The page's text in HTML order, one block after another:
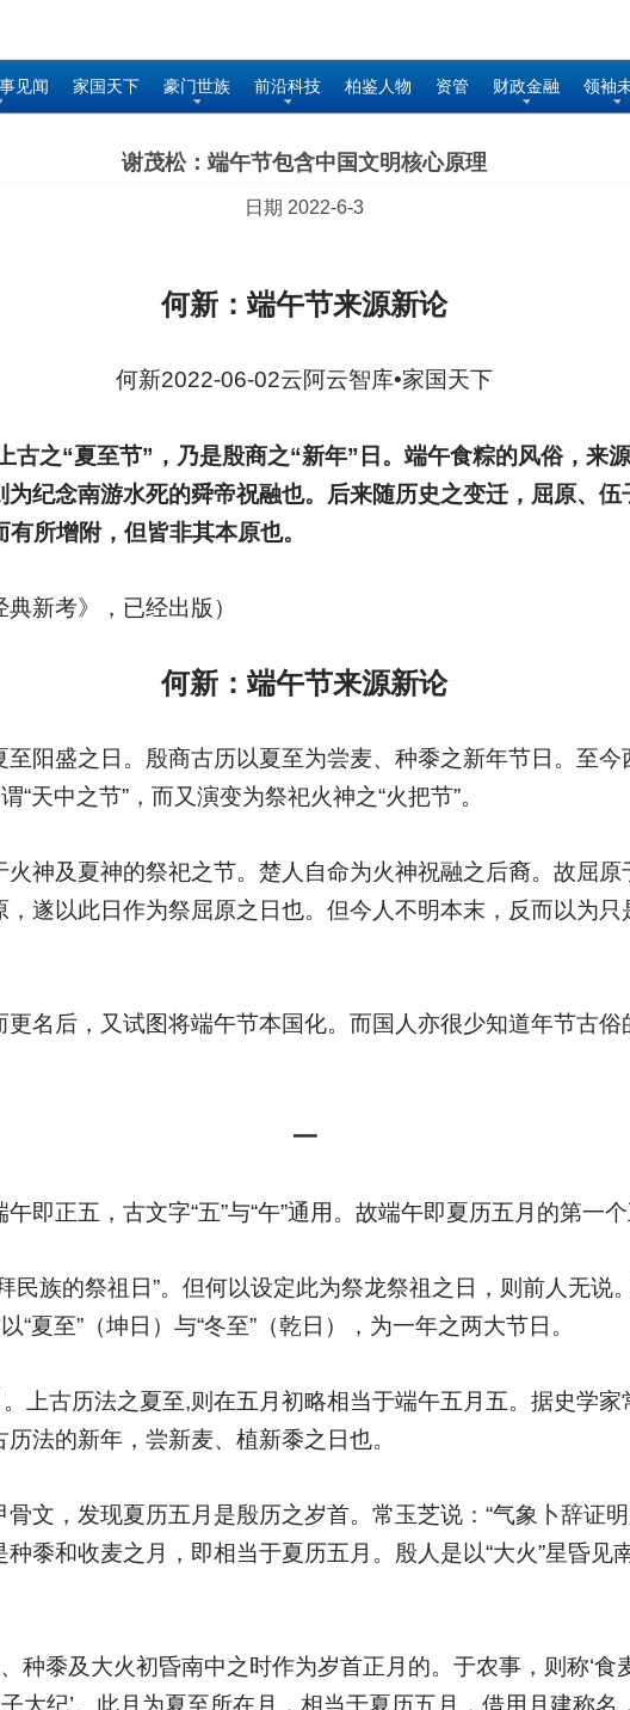
见闻 家国天下 豪门世族 前沿科技 柏鉴人物 资管 财政金融 领袖
谢茂松：端午节包含中国文明核心原理
日期 2022-6-3
何新：端午节来源新论
何新2022-06-02云阿云智库•家国天下
古之“夏至节”，乃是殷商之“新年”日。端午食粽的风俗，来
纪念南游水死的舜帝祝融也。后来随历史之变迁，屈原、
所增附，但皆非其本原也。
新考》，已经出版）
何新：端午节来源新论
阳盛之日。殷商古历以夏至为尝麦、种黍之新年节日。至
“天中之节”，而又演变为祭祀火神之“火把节”。
神及夏神的祭祀之节。楚人自命为火神祝融之后裔。故屈
遂以此日作为祭屈原之日也。但今人不明本末，反而以为
名后，又试图将端午节本国化。而国人亦很少知道年节古
一
即正五，古文字“五”与“午”通用。故端午即夏历五月的第一个
民族的祭祖日”。但何以设定此为祭龙祭祖之日，则前人无说
“夏至”（坤日）与“冬至”（乾日），为一年之两大节日。
上古历法之夏至,则在五月初略相当于端午五月五。据史学家
法的新年，尝新麦、植新黍之日也。
骨文，发现夏历五月是殷历之岁首。常玉芝说：“气象卜辞证
黍和收麦之月，即相当于夏历五月。殷人是以“大火”星昏见
种黍及大火初昏南中之时作为岁首正月的。于农事，则称‘食
大纪’。此月为夏至所在月，相当于夏历五月，借用月建称名，